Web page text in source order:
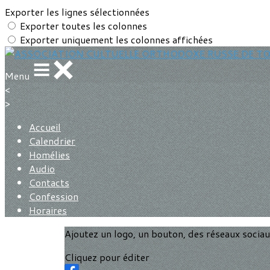
Exporter les lignes sélectionnées
Exporter toutes les colonnes
Exporter uniquement les colonnes affichées
Menu
<
>
Accueil
Calendrier
Homélies
Audio
Contacts
Confession
Horaires
Ajoutez un logo, un bouton, des réseaux
Cliquez pour éditer